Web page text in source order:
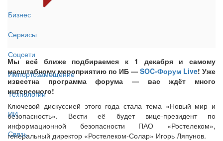
Бизнес
Сервисы
Соцсети
Импортозамещение
Технологии
ИИ
Связь
Мы всё ближе подбираемся к 1 декабря и самому
масштабному мероприятию по ИБ — SOC-Форум Live! Уже
известна программа форума — вас ждёт много
интересного!
Ключевой дискуссией этого года стала тема «Новый мир и
безопасность». Вести её будет вице-президент по
информационной безопасности ПАО «Ростелеком»,
генеральный директор «Ростелеком-Солар» Игорь Ляпунов.